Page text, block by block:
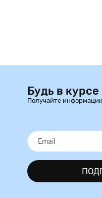
Будь в курсе
Получайте